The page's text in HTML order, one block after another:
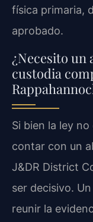
física primaria,
aprobado.
¿Necesito un
custodia
Si bien la ley
contar con un
J&DR District
ser decisivo.
reunir la